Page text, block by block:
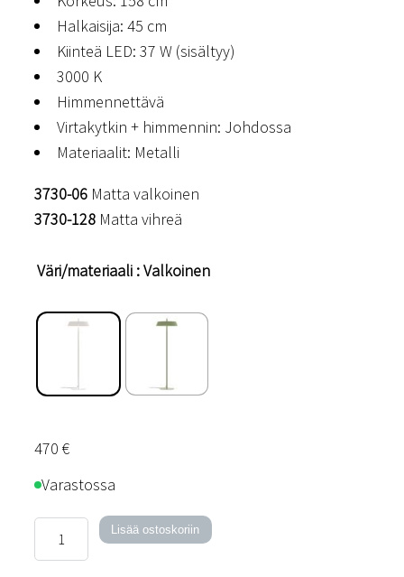
Halkaisija: 45 cm
Kiinteä LED: 37 W (sisältyy)
3000 K
Himmennettävä
Virtakytkin + himmennin: Johdossa
Materiaalit: Metalli
3730-06 Matta valkoinen
3730-128 Matta vihreä
Väri/materiaali : Valkoinen
470 €
Varastossa
lattiavalaisin
Lisää ostoskoriin